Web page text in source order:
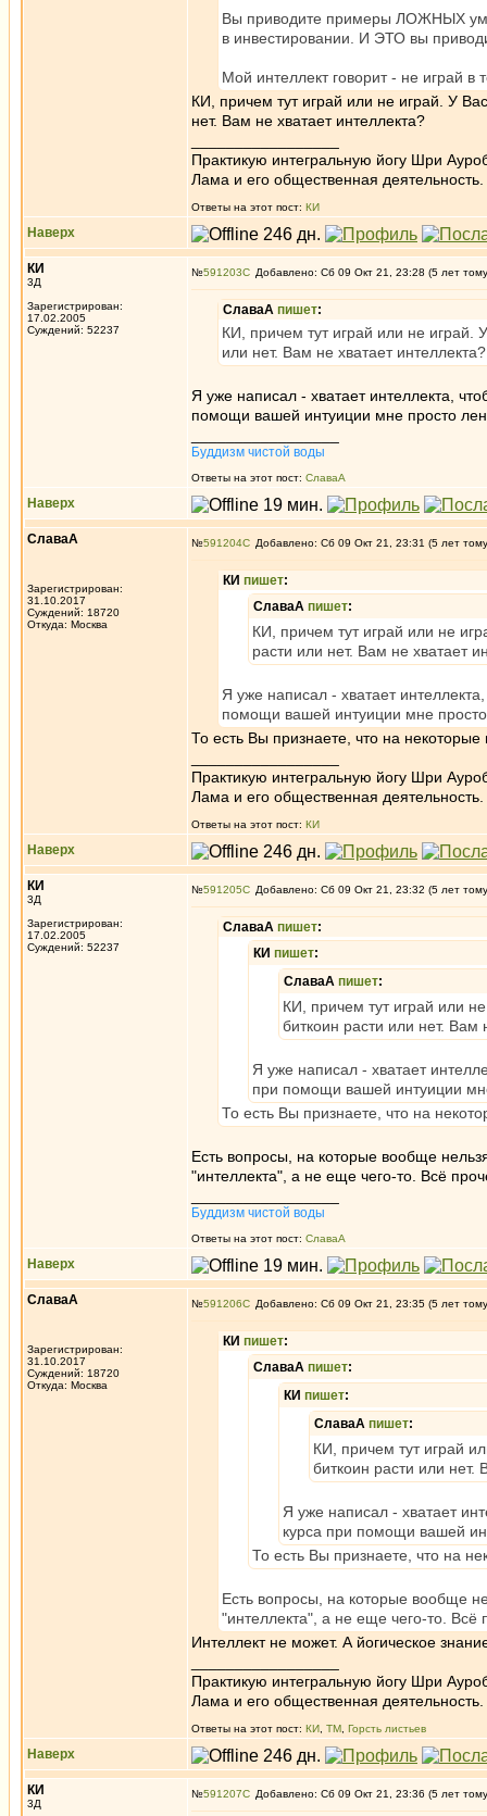
Вы приводите примеры ЛОЖНЫХ
в инвестировании. И ЭТО вы
Мой интеллект говорит - не играй в
КИ, причем тут играй или не играй. У
нет. Вам не хватает интеллекта?
Практикую интегральную йогу Шри
Лама и его общественная деятельность.
Ответы на этот пост: КИ
Наверх
КИ
3Д
Зарегистрирован:
17.02.2005
Суждений: 52237
№591203 Добавлено: Сб 09 Окт 21, 23:28 (5 лет
СлаваА пишет:
КИ, причем тут играй или не играй.
или нет. Вам не хватает интеллекта?
Я уже написал - хватает интеллекта,
помощи вашей интуиции мне просто
Буддизм чистой воды
Ответы на этот пост: СлаваА
Наверх
СлаваА
Зарегистрирован:
31.10.2017
Суждений: 18720
Откуда: Москва
№591204 Добавлено: Сб 09 Окт 21, 23:31 (5 лет
КИ пишет:
СлаваА пишет:
КИ, причем тут играй или не
расти или нет. Вам не хватает
Я уже написал - хватает
помощи вашей интуиции мне
То есть Вы признаете, что на
Практикую интегральную йогу Шри
Лама и его общественная деятельность.
Ответы на этот пост: КИ
Наверх
КИ
3Д
Зарегистрирован:
17.02.2005
Суждений: 52237
№591205 Добавлено: Сб 09 Окт 21, 23:32 (5 лет
СлаваА пишет:
КИ пишет:
СлаваА пишет:
КИ, причем тут играй или
биткоин расти или нет. Вам
Я уже написал - хватает
при помощи вашей интуиции
То есть Вы признаете, что на
Есть вопросы, на которые вообще
"интеллекта", а не еще чего-то. Всё
Буддизм чистой воды
Ответы на этот пост: СлаваА
Наверх
СлаваА
Зарегистрирован:
31.10.2017
Суждений: 18720
Откуда: Москва
№591206 Добавлено: Сб 09 Окт 21, 23:35 (5 лет
КИ пишет:
СлаваА пишет:
КИ пишет:
СлаваА пишет:
КИ, причем тут играй
биткоин расти или нет.
Я уже написал - хватает
курса при помощи вашей
То есть Вы признаете, что на
Есть вопросы, на которые вообще
"интеллекта", а не еще чего-то. Всё
Интеллект не может. А йогическое
Практикую интегральную йогу Шри
Лама и его общественная деятельность.
Ответы на этот пост: КИ ТМ Горсть листьев
Наверх
КИ
3Д
№591207 Добавлено: Сб 09 Окт 21, 23:36 (5 лет